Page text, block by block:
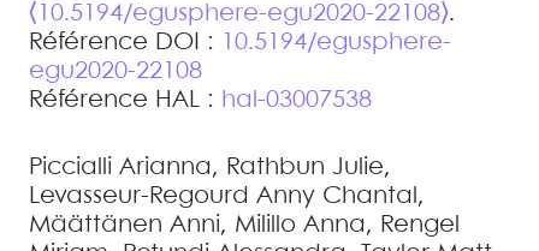
⟨10.5194/egusphere-egu2020-22108⟩.
Référence DOI :
10.5194/egusphere-
egu2020-22108
Référence HAL : hal-03007538
Piccialli Arianna, Rathbun Julie,
Levasseur-Regourd Anny Chantal ,
Määttänen Anni, Milillo Anna, Rengel